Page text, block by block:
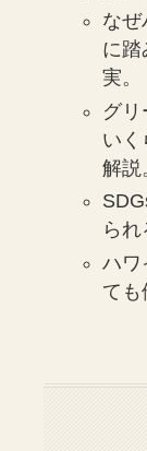
なぜ
に踏
実。
グリ
いく
解説
られ
ハワ
ても